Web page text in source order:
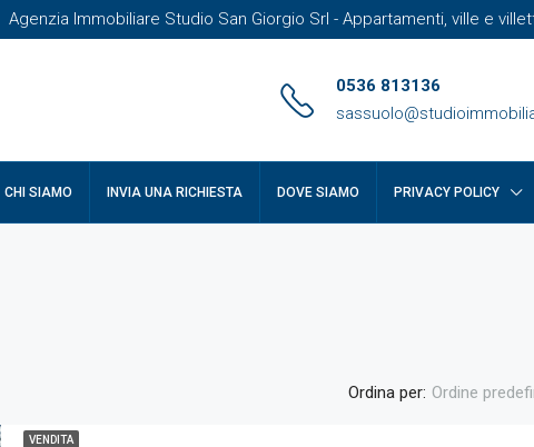
Agenzia Immobiliare Studio San Giorgio Srl - Appartamenti, ville e
0536 813136
CHI SIAMO INVIA UNA RICHIESTA DOVE SIAMO PRIVACY POLICY
Ordina per: Ordine
VENDITA